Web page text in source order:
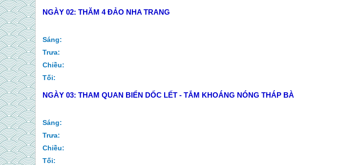
NGÀY 02: THĂM 4 ĐẢO NHA TRANG
Sáng:
Trưa:
Chiều:
Tối:
NGÀY 03: THAM QUAN BIỂN DỐC LẾT - TẮM KHOÁNG NÓNG THÁP BÀ
Sáng:
Trưa:
Chiều:
Tối: